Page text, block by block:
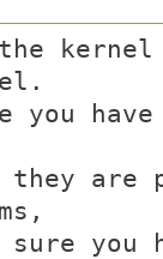
the
have
are
you